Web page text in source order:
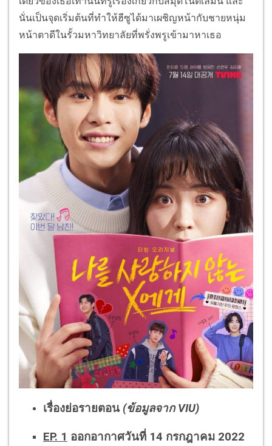
นั่นเป็นจุดเริ่มต้นที่ทำให้ฮีซูได้มาเผชิญหน้ากับชายหนุ่ม
หน้าตาดีในรั้วมหาวิทยาลัยที่พรั่งพรูเข้ามาหาเธอ
เรื่องย่อรายตอน (ข้อมูลจาก VIU)
EP. 1 ออกอากาศวันที่ 14 กรกฎาคม 2022